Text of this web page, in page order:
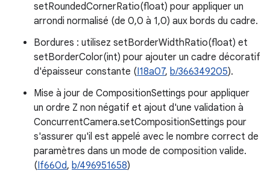
setRoundedCornerRatio(float) pour appliquer un
arrondi normalisé (de 0,0 à 1,0) aux bords du cadre.
Bordures : utilisez setBorderWidthRatio(float) et
setBorderColor(int) pour ajouter un cadre décoratif
d'épaisseur constante (I18a07, b/366349205).
Mise à jour de CompositionSettings pour appliquer
un ordre Z non négatif et ajout d'une validation à
ConcurrentCamera.setCompositionSettings pour
s'assurer qu'il est appelé avec le nombre correct de
paramètres dans un mode de composition valide.
(If660d, b/496951658)